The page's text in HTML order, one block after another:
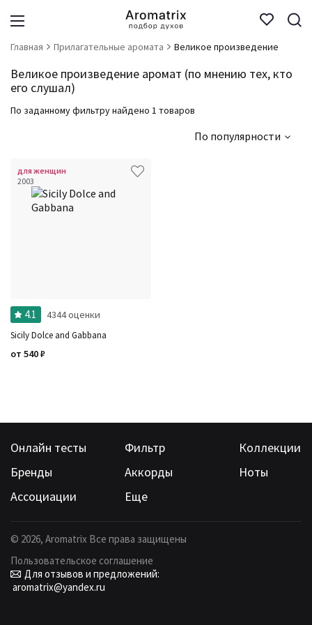
Главная Прилагательные аромата Великое произведение
Великое произведение аромат (по мнению тех, кто
его слушал)
По заданному фильтру найдено 1 товаров
По популярности
для женщин
2003
4.1 4344 оценки
Sicily Dolce and Gabbana
от 540₽
Онлайн тесты Фильтр
Коллекции
Бренды
Аккорды
Ноты
Ассоциации
Еще
© 2026, Aromatrix Все права защищены
Пользовательское соглашение
Для отзывов и предложений:
aromatrix@yandex.ru